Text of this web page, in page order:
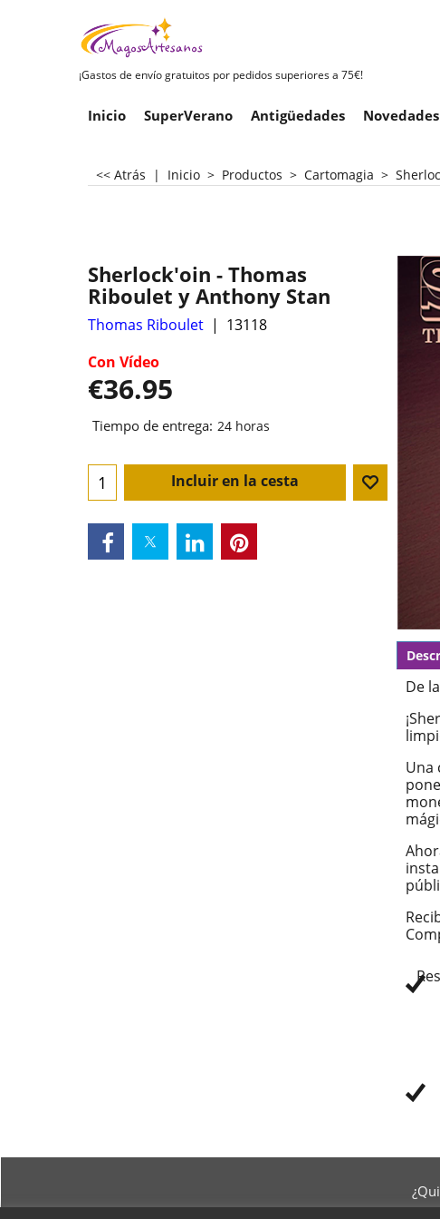
¡Gastos de envío gratuitos por pedidos superiores a 75€!
Inicio SuperVerano Antigüedades Novedades
<< Atrás | Inicio > Productos > Cartomagia >
Sherlock'oin - Thomas
Riboulet y Anthony Stan
Thomas Riboulet
13118
Con Vídeo
€36.95
Tiempo de entrega: 24 horas
Incluir en la cesta
De
Una